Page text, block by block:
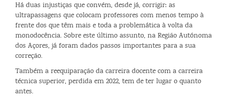
Há duas injustiças que convém, desde já, corrigir: as
ultrapassagens que colocam professores com menos tempo à
frente dos que têm mais e toda a problemática à volta da
monodocência. Sobre este último assunto, na Região Autónoma
dos Açores, já foram dados passos importantes para a sua
correção.
Também a reequiparação da carreira docente com a carreira
técnica superior, perdida em 2022, tem de ter lugar o quanto
antes.